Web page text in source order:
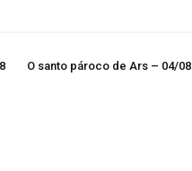
O santo pároco de Ars – 04/08